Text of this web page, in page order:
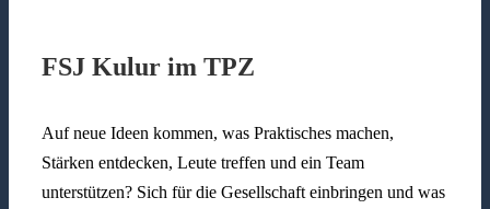
FSJ Kulur im TPZ
Auf neue Ideen kommen, was Praktisches machen,
Stärken entdecken, Leute treffen und ein Team
unterstützen? Sich für die Gesellschaft einbringen und was